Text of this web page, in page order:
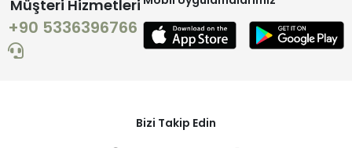
Müşteri Hizmetleri
+90 5336396766
Bizi Takip Edin